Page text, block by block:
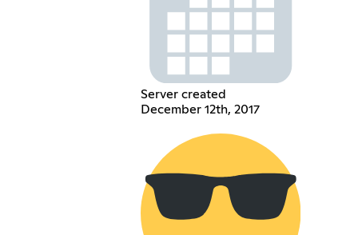
Server created
December 12th, 2017